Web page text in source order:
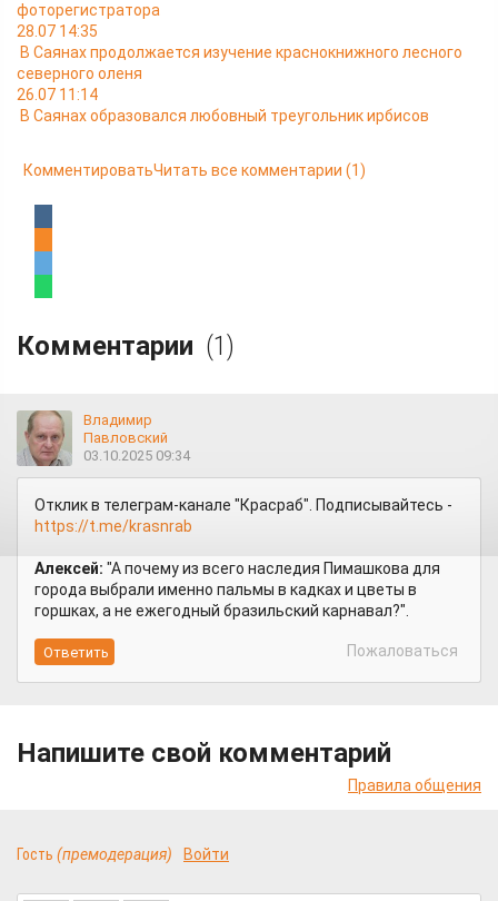
фоторегистратора
28.07 14:35
В Саянах продолжается изучение краснокнижного лесного
северного оленя
26.07 11:14
В Саянах образовался любовный треугольник ирбисов
КомментироватьЧитать все комментарии (1)
Комментарии (1)
Владимир
Павловский
03.10.2025 09:34
Отклик в телеграм-канале "Красраб". Подписывайтесь -
https://t.me/krasnrab
Алексей: "А почему из всего наследия Пимашкова для
города выбрали именно пальмы в кадках и цветы в
горшках, а не ежегодный бразильский карнавал?".
Пожаловаться
Напишите свой комментарий
Правила общения
Гость (премодерация) Войти